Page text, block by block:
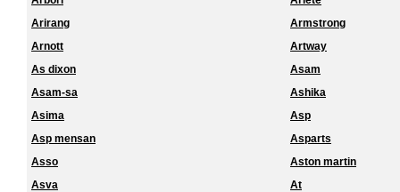
Arirang
Armstrong
Arnott
Artway
As dixon
Asam
Asam-sa
Ashika
Asima
Asp
Asp mensan
Asparts
Asso
Aston martin
Asva
At